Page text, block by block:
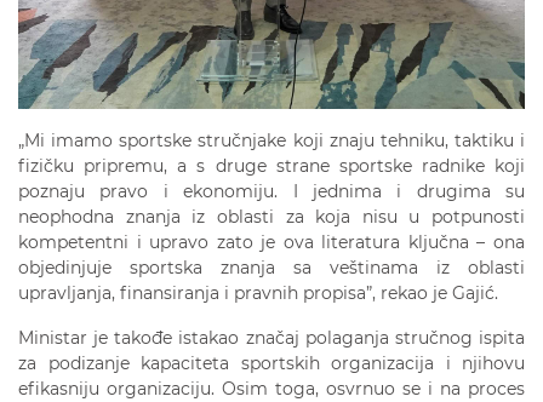
„Mi imamo sportske stručnjake koji znaju tehniku, taktiku i
fizičku pripremu, a s druge strane sportske radnike koji
poznaju pravo i ekonomiju. I jednima i drugima su
neophodna znanja iz oblasti za koja nisu u potpunosti
kompetentni i upravo zato je ova literatura ključna – ona
objedinjuje sportska znanja sa veštinama iz oblasti
upravljanja, finansiranja i pravnih propisa”, rekao je Gajić.
Ministar je takođe istakao značaj polaganja stručnog ispita
za podizanje kapaciteta sportskih organizacija i njihovu
efikasniju organizaciju. Osim toga, osvrnuo se i na proces